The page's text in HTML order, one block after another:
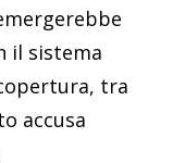
il sistema
tra
accusa